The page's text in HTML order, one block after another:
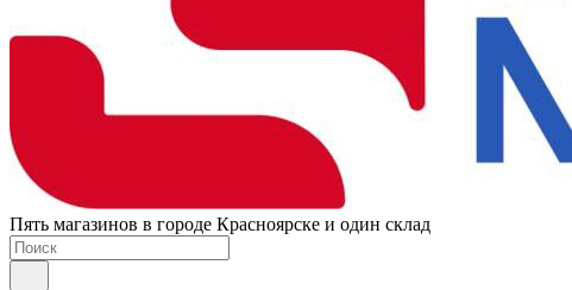
Пять магазинов в городе Красноярске и один склад